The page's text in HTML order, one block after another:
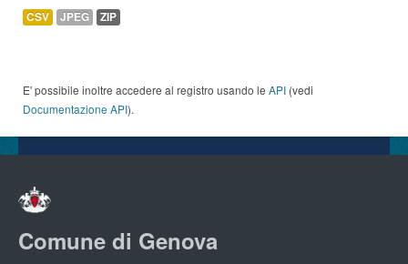
CSV JPEG ZIP
E' possibile inoltre accedere al registro usando le API (vedi
Documentazione API).
Comune di Genova